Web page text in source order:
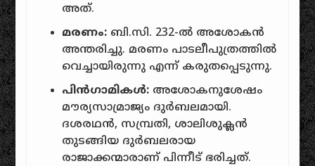
അത്.
മരണം: ബി.സി. 232-ൽ അശോകൻ
അന്തരിച്ചു. മരണം പാടലീപുത്രത്തിൽ
വെച്ചായിരുന്നു എന്ന് കരുതപ്പെടുന്നു.
പിൻഗാമികൾ: അശോകനുശേഷം
മൗര്യസാമ്രാജ്യം ദുർബലമായി.
ദശരഥൻ, സമ്പ്രതി, ശാലിശുക്ലൻ
തുടങ്ങിയ ദുർബലരായ
രാജാക്കന്മാരാണ് പിന്നീട് ഭരിച്ചത്.